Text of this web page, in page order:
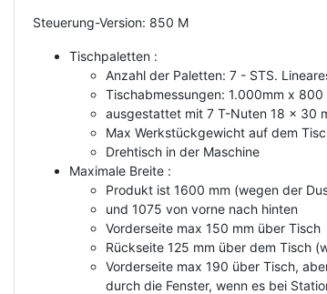
Steuerung-Version: 850 M
Tischpaletten :
Anzahl der Paletten: 7 - STS.
Tischabmessungen: 1.000mm x 800
ausgestattet mit 7 T-Nuten 18 x 30
Max Werkstückgewicht auf dem
Drehtisch in der Maschine
Maximale Breite :
Produkt ist 1600 mm (wegen der
und 1075 von vorne nach hinten
Vorderseite max 150 mm über Tisch
Rückseite 125 mm über dem Tisch
Vorderseite max 190 über Tisch,
durch die Fenster, wenn es bei